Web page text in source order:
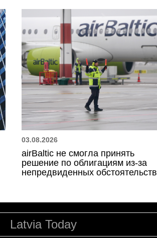
03.08.2026
airBaltic не смогла принять
решение по облигациям из-за
непредвиденных обстоятельств
Latvia Today